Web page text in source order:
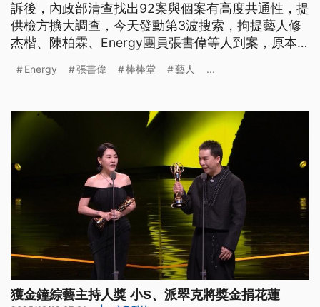
訴後，內政部清查找出92案與個案有高度共通性，提
供檢方擴大調查，今天發動第3波搜索，拘提藝人修
杰楷、陳柏霖、Energy團員張書偉等人到案，原本
外。面對逃兵狀況頻繁，國防部長顧立雄回應，將加
體檢。
Energy 張書偉 棒棒堂 藝人 ...
獲金鐘綜藝主持人獎 小S、派翠克將獎金捐花蓮